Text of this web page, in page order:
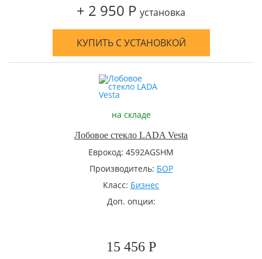
+ 2 950 Р установка
КУПИТЬ С УСТАНОВКОЙ
на складе
Лобовое стекло LADA Vesta
Еврокод: 4592AGSHM
Производитель: БОР
Класс: Бизнес
Доп. опции:
15 456 Р